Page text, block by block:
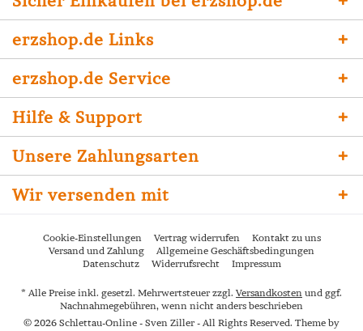
erzshop.de Links
erzshop.de Service
Hilfe & Support
Unsere Zahlungsarten
Wir versenden mit
Cookie-Einstellungen Vertrag widerrufen
Kontakt zu uns
Versand und Zahlung
Allgemeine Geschäftsbedingungen
Datenschutz
Widerrufsrecht Impressum
* Alle Preise inkl. gesetzl. Mehrwertsteuer zzgl. Versandkosten und ggf.
Nachnahmegebühren, wenn nicht anders beschrieben
© 2026 Schlettau-Online - Sven Ziller - All Rights Reserved. Theme by